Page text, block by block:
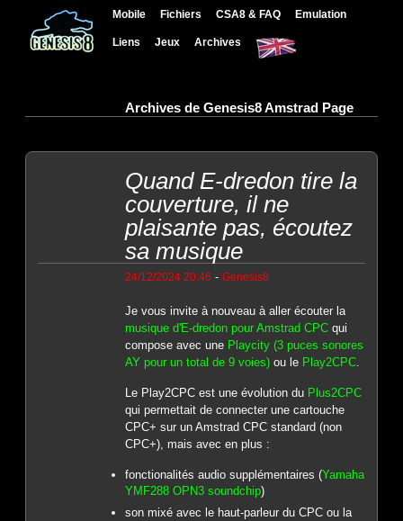
Mobile Fichiers CSA8 & FAQ Emulation
Liens Jeux Archives
Archives de Genesis8 Amstrad Page
Quand E-dredon tire la
couverture, il ne
plaisante pas, écoutez
sa musique
24/12/2024 20:46 - Genesis8
Je vous invite à nouveau à aller écouter la
musique d'E-dredon pour Amstrad CPCqui
compose avec une Playcity (3 puces sonores
AY pour un total de 9 voies)ou le Play2CPC.
Le Play2CPC est une évolution du Plus2CPC
qui permettait de connecter une cartouche
CPC+ sur un Amstrad CPC standard (non
CPC+), mais avec en plus :
fonctionalités audio supplémentaires (Yamaha
YMF288 OPN3 soundchip)
son mixé avec le haut-parleur du CPC ou la